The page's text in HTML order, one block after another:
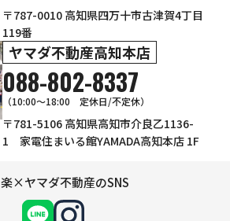
〒787-0010 高知県四万十市古津賀4丁目
119番
ヤマダ不動産高知本店
088-802-8337
（10:00～18:00 定休日/不定休）
〒781-5106 高知県高知市介良乙1136-
1 家電住まいる館YAMADA高知本店 1F
×ヤマダ不動産のSNS